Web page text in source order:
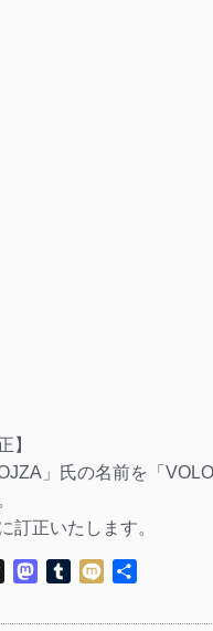
】
」氏の名前を「
訂正いたします。
ThreadsMastodon
Tumblr
Mixi